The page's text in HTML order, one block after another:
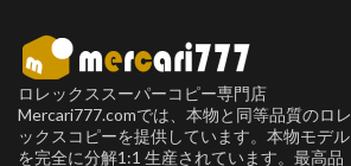
ロレックススーパーコピー専門店
Mercari777.comでは、本物と同等品質のロレ
ックスコピーを提供しています。本物モデル
を完全に分解1:1 生産されています。最高品